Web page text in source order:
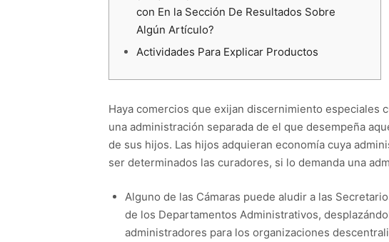
con En la Sección De Resultados Sobre
Algún Artículo?
Actividades Para Explicar Productos
Haya comercios que exijan discernimiento especiales
una administración separada de el que desempeña
de sus hijos. Las hijos adquieran economía cuya
ser determinados las curadores, si lo demanda una
Alguno de las Cámaras puede aludir a las
de los Departamentos Administrativos,
administradores para los organizaciones